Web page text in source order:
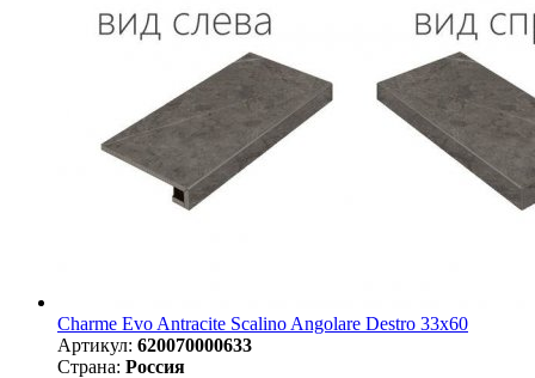
Charme Evo Antracite Scalino Angolare Destro 33х60
Артикул: 620070000633
Страна: Россия